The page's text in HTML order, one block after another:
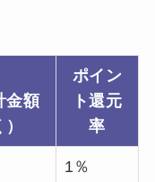
金額
ポイン
ト還元
率
1％